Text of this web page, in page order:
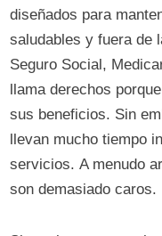
diseñados para
saludables y fuera de
Seguro Social,
llama derechos
sus beneficios. Sin
llevan mucho tiempo
servicios. A menudo
son demasiado caros.